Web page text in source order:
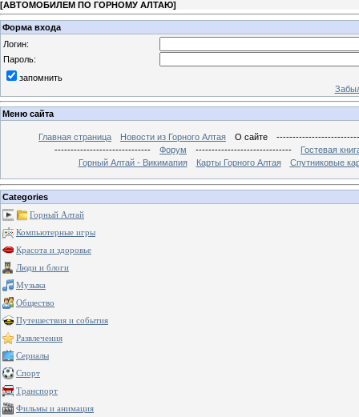
[АВТОМОБИЛЕМ ПО ГОРНОМУ АЛТАЮ]
Форма входа
Логин:
Пароль:
запомнить
Меню сайта
Главная страница Новости из Горного Алтая О сайте
------------------------------
Форум ------------------------------
Гостевая
Горный Алтай - Викимапия
Карты Горного Алтая Спутниковые
Categories
Горный Алтай
Компьютерные игры
Красота и здоровье
Люди и блоги
Музыка
Общество
Путешествия и события
Развлечения
Сериалы
Спорт
Транспорт
Фильмы и анимация